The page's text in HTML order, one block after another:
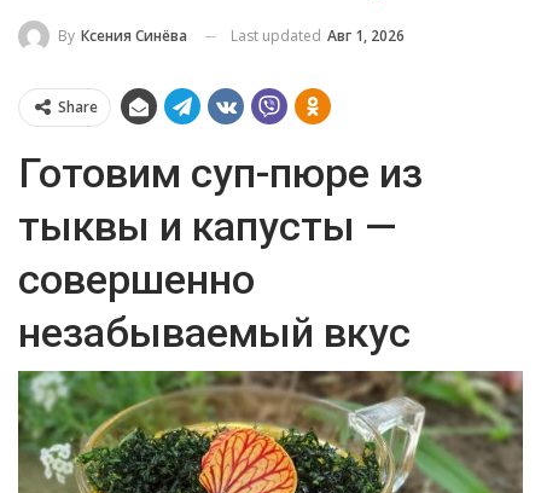
By Ксения Синёва Last updated Авг 1, 2026
Share
Готовим суп-пюре из
тыквы и капусты —
совершенно
незабываемый вкус